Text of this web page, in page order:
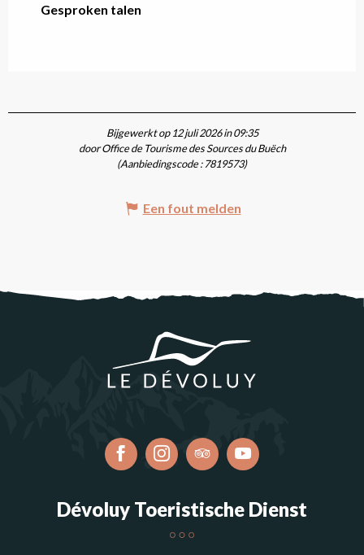
Gesproken talen
Gesproken talen
Bijgewerkt op 12 juli 2026 in 09:35
door Office de Tourisme des Sources du Buëch
(Aanbiedingscode :7819573)
Een fout melden
Dévoluy Toeristische Dienst